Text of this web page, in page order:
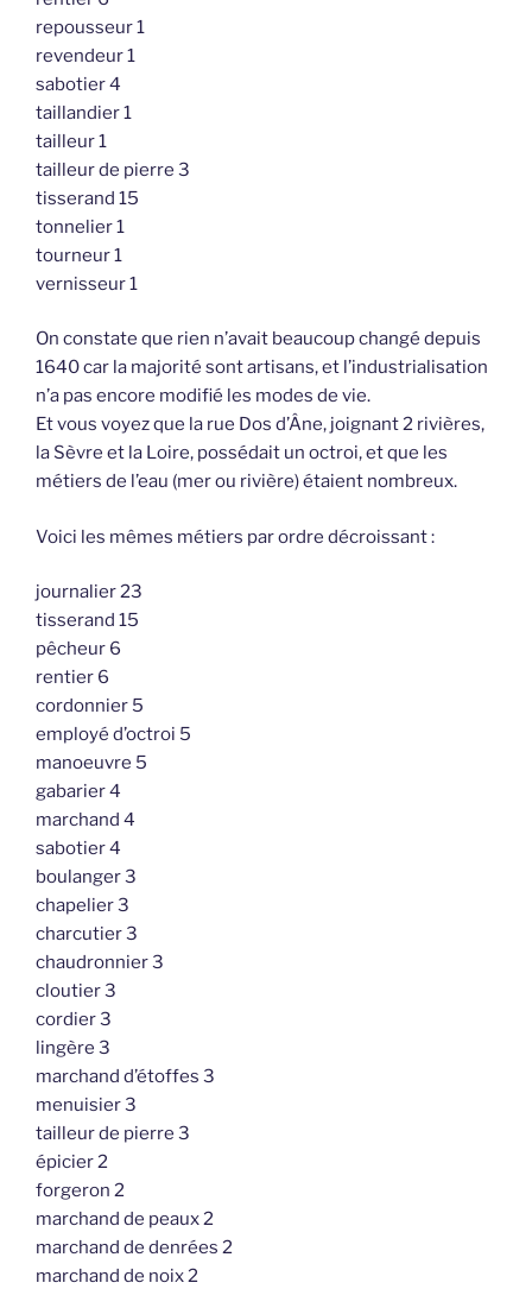
repousseur 1
revendeur 1
sabotier 4
taillandier 1
tailleur 1
tailleur de pierre 3
tisserand 15
tonnelier 1
tourneur 1
vernisseur 1
On constate que rien n’avait beaucoup changé depuis
1640 car la majorité sont artisans, et l’industrialisation
n’a pas encore modifié les modes de vie.
Et vous voyez que la rue Dos d’Âne, joignant 2 rivières,
la Sèvre et la Loire, possédait un octroi, et que les
métiers de l’eau (mer ou rivière) étaient nombreux.
Voici les mêmes métiers par ordre décroissant :
journalier 23
tisserand 15
pêcheur 6
rentier 6
cordonnier 5
employé d’octroi 5
manoeuvre 5
gabarier 4
marchand 4
sabotier 4
boulanger 3
chapelier 3
charcutier 3
chaudronnier 3
cloutier 3
cordier 3
lingère 3
marchand d’étoffes 3
menuisier 3
tailleur de pierre 3
épicier 2
forgeron 2
marchand de peaux 2
marchand de denrées 2
marchand de noix 2